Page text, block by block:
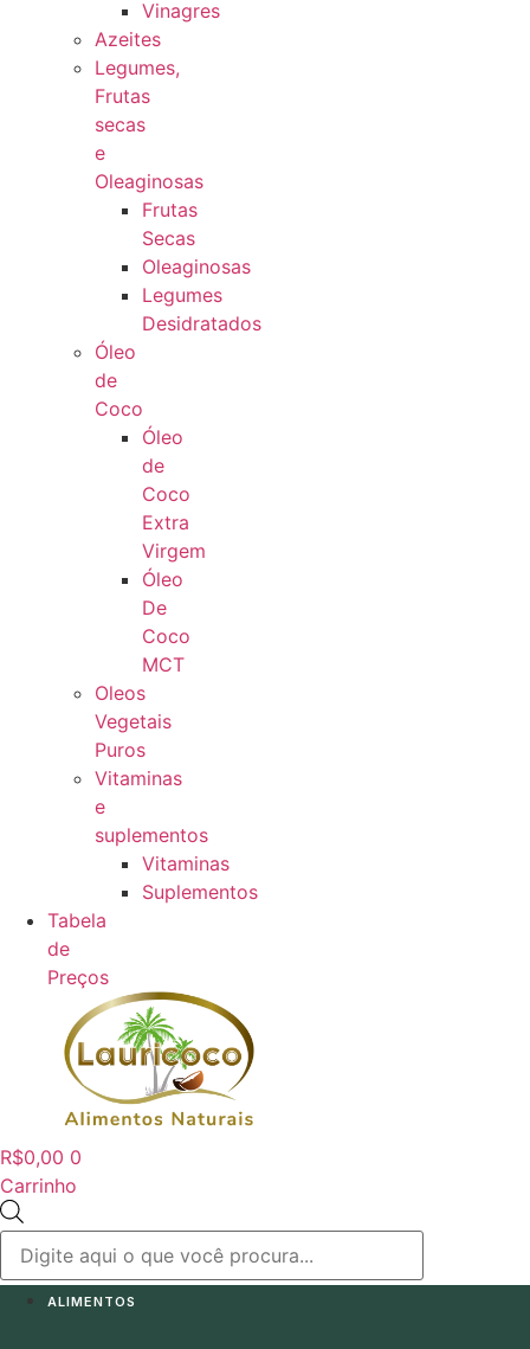
Vinagres
Azeites
Legumes,
Frutas
secas
e
Oleaginosas
Frutas
Secas
Oleaginosas
Legumes
Desidratados
Óleo
de
Coco
Óleo
de
Coco
Extra
Virgem
Óleo
De
Coco
MCT
Oleos
Vegetais
Puros
Vitaminas
e
suplementos
Vitaminas
Suplementos
Tabela
de
Preços
R$0,00 0
Carrinho
produtos
ALIMENTOS